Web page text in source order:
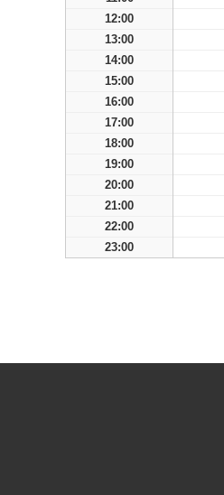
12:00
13:00
14:00
15:00
16:00
17:00
18:00
19:00
20:00
21:00
22:00
23:00